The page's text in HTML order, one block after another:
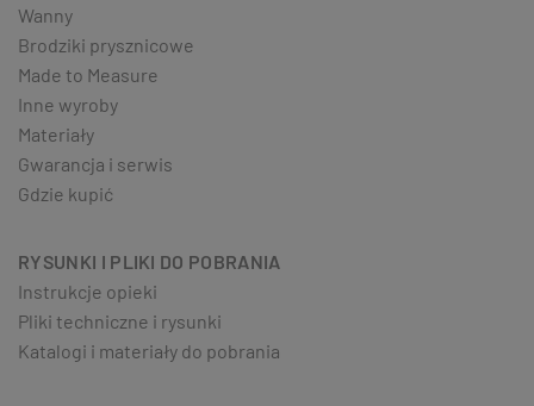
Wanny
Brodziki prysznicowe
Made to Measure
Inne wyroby
Materiały
Gwarancja i serwis
Gdzie kupić
RYSUNKI I PLIKI DO POBRANIA
Instrukcje opieki
Pliki techniczne i rysunki
Katalogi i materiały do pobrania